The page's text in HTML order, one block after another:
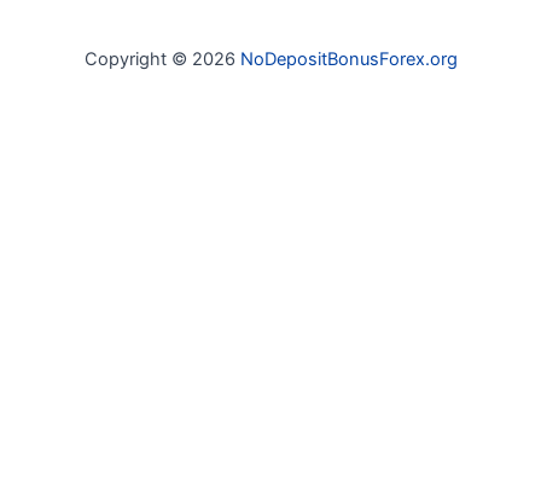
Copyright © 2026 NoDepositBonusForex.org